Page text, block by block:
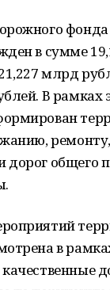
фонда
в сумме
млрд
В
дорог общего
в